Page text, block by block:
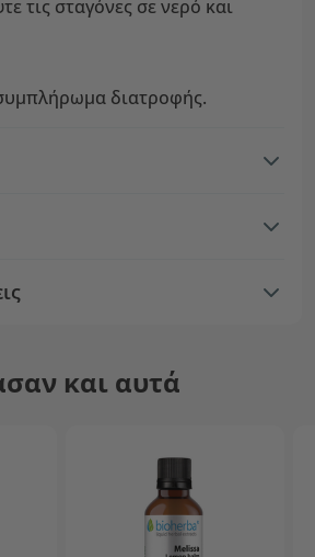
τις σταγόνες σε νερό και
διατροφής.
και αυτά